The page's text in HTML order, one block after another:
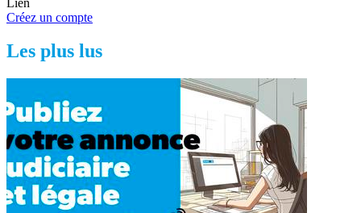
Créez un compte
Les plus lus